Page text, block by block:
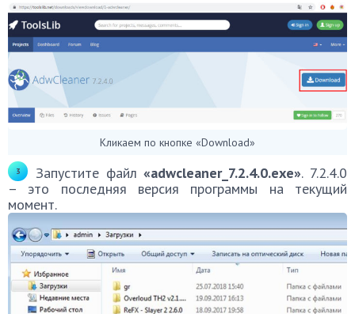
Кликаем по кнопке «Download»
Запустите файл«adwcleaner_7.2.4.0.exe». 7.2.4.0
– это последняя версия программы на текущий
момент.